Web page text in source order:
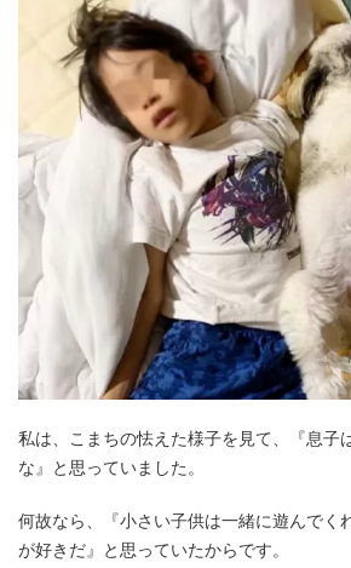
私は、こまちの怯えた様子を見て、『息子
な』と思っていました。
何故なら、『小さい子供は一緒に遊んでく
が好きだ』と思っていたからです。